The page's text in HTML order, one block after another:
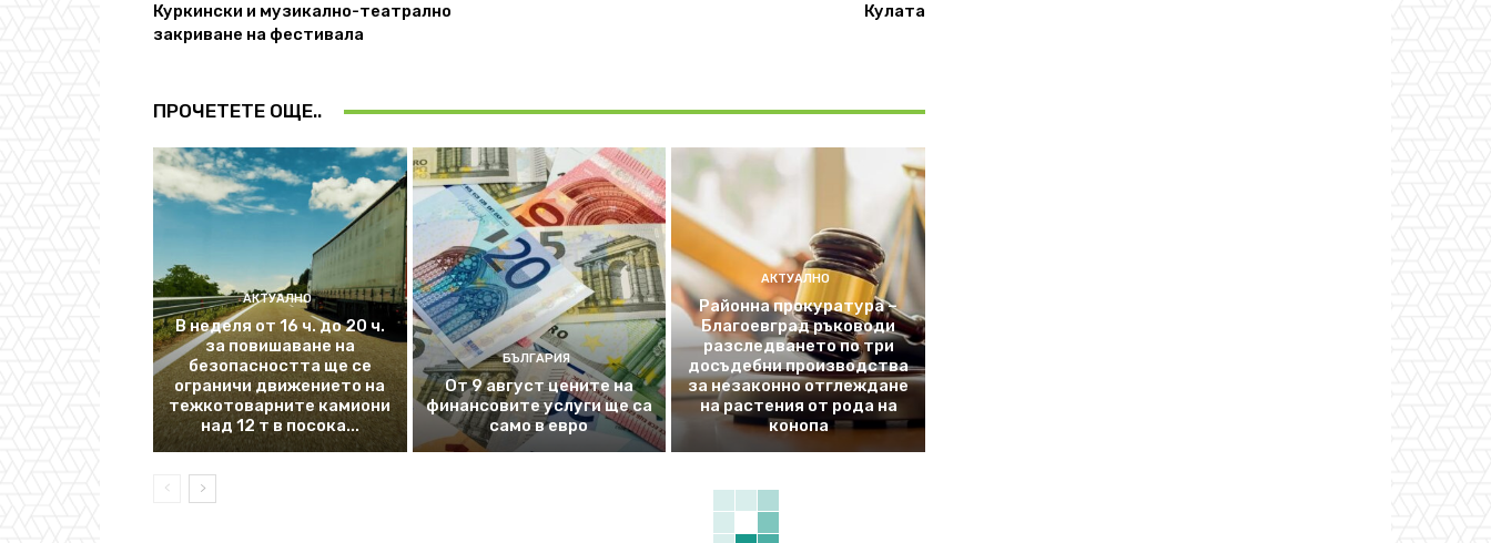
Куркински и музикално-театрално
закриване на фестивала
Кулата
ПРОЧЕТЕТЕ ОЩЕ..
АКТУАЛНО
В неделя от 16 ч. до 20 ч.
за повишаване на
безопасността ще се
ограничи движението на
тежкотоварните камиони
над 12 т в посока...
БЪЛГАРИЯ
От 9 август цените на
финансовите услуги ще са
само в евро
АКТУАЛНО
Районна прокуратура –
Благоевград ръководи
разследването по три
досъдебни производства
за незаконно отглеждане
на растения от рода на
конопа